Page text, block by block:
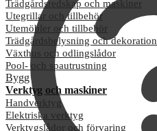
Trädgårdsredskap och maskiner
Utegrillar och tillbehör
Utemöbler och tillbehör
Trädgårdsbelysning och dekoration
Växthus och odlingslådor
Pool- och spautrustning
Bygg
Verktyg och maskiner
Handverktyg
Elektriska verktyg
Verktygslådor och förvaring